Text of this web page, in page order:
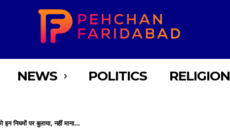
NEWS POLITICS RELIGION
इन नियमों पर बुलाया, नहीं माना...